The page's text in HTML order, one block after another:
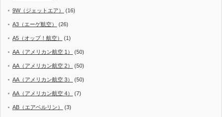
9W（ジェットエア） (16)
A3（エーゲ航空） (26)
A5（オップ！航空） (1)
AA（アメリカン航空 1） (50)
AA（アメリカン航空 2） (50)
AA（アメリカン航空 3） (50)
AA（アメリカン航空 4） (7)
AB（エアベルリン） (3)